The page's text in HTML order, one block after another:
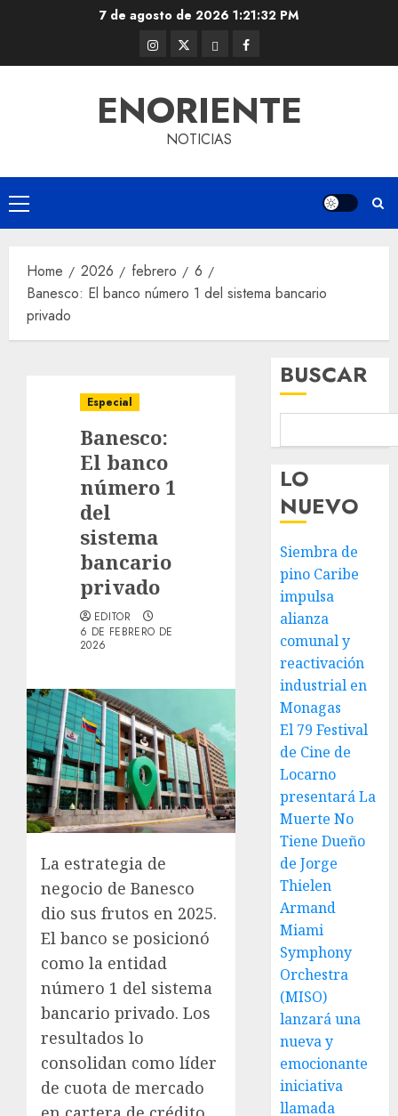
7 de agosto de 2026 1:21:33 PM
Instagram
@EnOriente
Twitter
(X)
ThreadsFacebook
ENORIENTE
NOTICIAS
Primary
Menu
Home 2026 febrero
6
Banesco: El banco número 1 del sistema bancario
privado
Especial
Banesco:
El banco
número 1
del
sistema
bancario
privado
EDITOR
6 DE FEBRERO DE
2026
La estrategia de
negocio de Banesco
dio sus frutos en 2025.
El banco se posicionó
como la entidad
número 1 del sistema
bancario privado. Los
resultados lo
consolidan como líder
de cuota de mercado
BUSCAR
LO
NUEVO
Siembra de
pino Caribe
impulsa
alianza
comunal y
reactivación
industrial en
Monagas
El 79 Festival
de Cine de
Locarno
presentará La
Muerte No
Tiene Dueño
de Jorge
Thielen
Armand
Miami
Symphony
Orchestra
(MISO)
lanzará una
nueva y
emocionante
iniciativa
llamada